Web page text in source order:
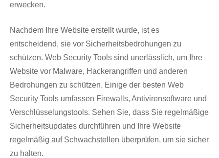
erwecken.
Nachdem Ihre Website erstellt wurde, ist es
entscheidend, sie vor Sicherheitsbedrohungen zu
schützen. Web Security Tools sind unerlässlich, um Ihre
Website vor Malware, Hackerangriffen und anderen
Bedrohungen zu schützen. Einige der besten Web
Security Tools umfassen Firewalls, Antivirensoftware und
Verschlüsselungstools. Sehen Sie, dass Sie regelmäßige
Sicherheitsupdates durchführen und Ihre Website
regelmäßig auf Schwachstellen überprüfen, um sie sicher
zu halten.